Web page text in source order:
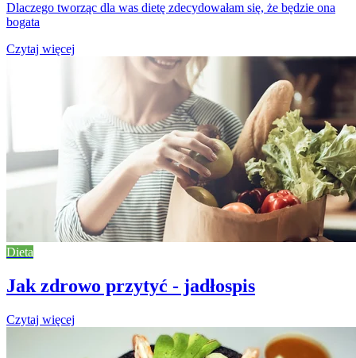
Dlaczego tworząc dla was dietę zdecydowałam się, że będzie ona
bogata
Czytaj więcej
Dieta
Jak zdrowo przytyć - jadłospis
Czytaj więcej